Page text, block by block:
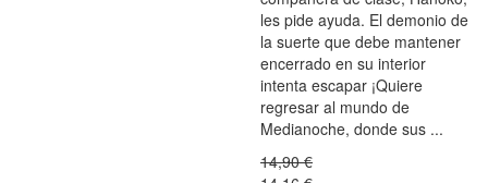
les pide ayuda. El demonio de
la suerte que debe mantener
encerrado en su interior
intenta escapar ¡Quiere
regresar al mundo de
Medianoche, donde sus ...
14,90 €